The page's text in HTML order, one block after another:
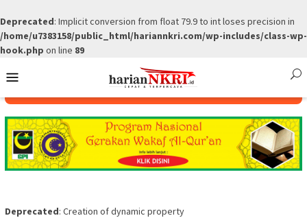
Deprecated: Implicit conversion from float 79.9 to int loses precision in
/home/u7383158/public_html/hariannkri.com/wp-includes/class-wp-
hook.php on line 89
to
Menu
Deprecated: Creation of dynamic property